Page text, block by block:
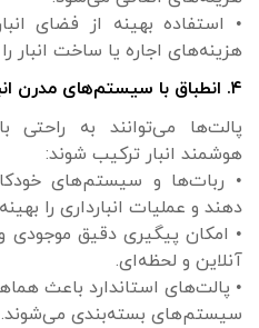
• استفاده بهینه از فضای
هزینه‌های اجاره یا ساخت
۴. انطباق با سیستم‌های مدرن انبارداری
پالت‌ها می‌توانند به
هوشمند انبار ترکیب شوند:
• ربات‌ها و سیستم‌های
دهند و عملیات انبارداری را
• امکان پیگیری دقیق
آنلاین و لحظه‌ای.
• پالت‌های استاندارد باعث
سیستم‌های بسته‌بندی می‌شوند.